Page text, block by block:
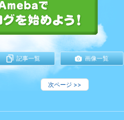
記事一覧 画像一覧
次ページ >>